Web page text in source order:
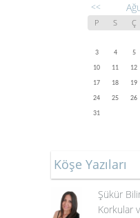
<<
P S Ç
3
4 5
10
11 12
17
18 19
24
25 26
31
Köşe Yazıları
Şükür
Korkular